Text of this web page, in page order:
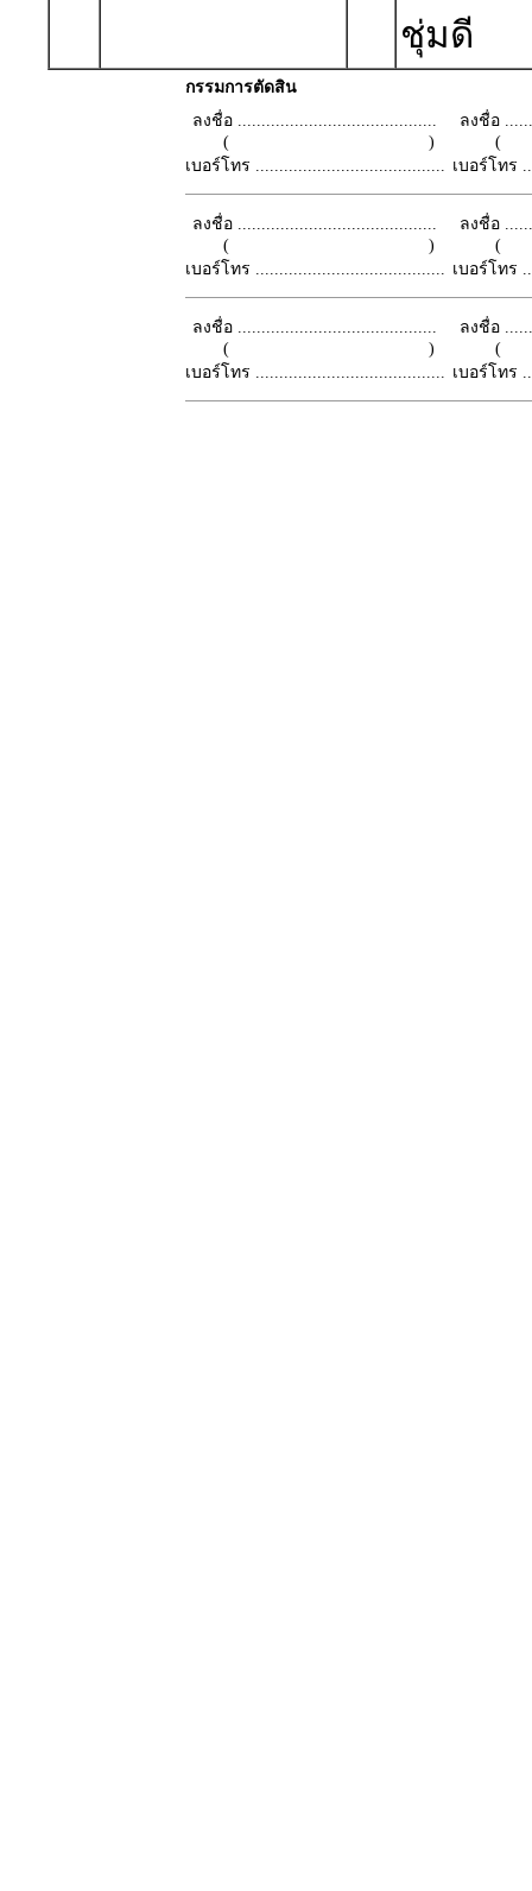
ชุ่มดี
กรรมการตัดสิน
ลงชื่อ ..........................................
( )
เบอร์โทร ........................................
ลงชื่อ
เบอร์โทร
ลงชื่อ ..........................................
( )
เบอร์โทร ........................................
ลงชื่อ
เบอร์โทร
ลงชื่อ ..........................................
( )
เบอร์โทร ........................................
ลงชื่อ
เบอร์โทร